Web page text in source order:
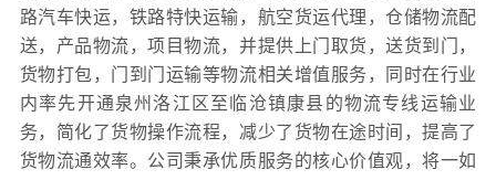
路汽车快运，铁路特快运输，航空货运代理，仓储物流配
送，产品物流，项目物流，并提供上门取货，送货到门，
货物打包，门到门运输等物流相关增值服务，同时在行业
内率先开通泉州洛江区至临沧镇康县的物流专线运输业
务，简化了货物操作流程，减少了货物在途时间，提高了
货物流通效率。公司秉承优质服务的核心价值观，将一如